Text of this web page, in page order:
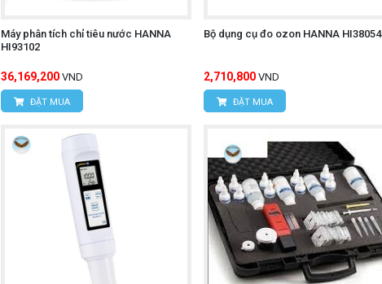
Máy phân tích chỉ tiêu nước HANNA
HI93102
36,169,200 VND
ĐẶT MUA
Bộ dụng cụ đo ozon HANNA HI38054
2,710,800 VND
ĐẶT MUA